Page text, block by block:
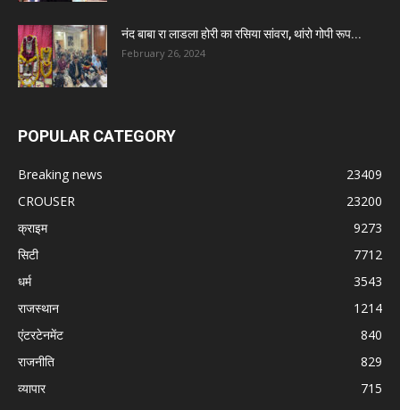
नंद बाबा रा लाडला होरी का रसिया सांवरा, थांरो गोपी रूप...
February 26, 2024
POPULAR CATEGORY
Breaking news
23409
CROUSER
23200
क्राइम
9273
सिटी
7712
धर्म
3543
राजस्थान
1214
एंटरटेनमेंट
840
राजनीति
829
व्यापार
715